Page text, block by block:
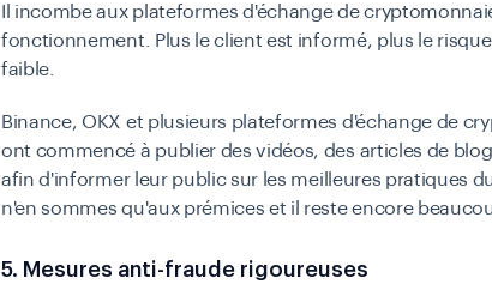
Il incombe aux plateformes d'échange de
fonctionnement. Plus le client est informé, plus le
faible.
Binance, OKX et plusieurs plateformes d'échange de
ont commencé à publier des vidéos, des articles de
afin d'informer leur public sur les meilleures pratiques
n'en sommes qu'aux prémices et il reste encore
5. Mesures anti-fraude rigoureuses